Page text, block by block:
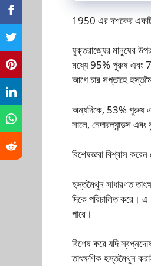
1950 এর দশকের একটি
যুক্তরাজ্যের মানুষের
মধ্যে 95% পুরুষ এবং
আগে চার সপ্তাহে
অন্যদিকে, 53% পুরুষ
সালে, নেদারল্যান্ডস
বিশেষজ্ঞরা বিশ্বাস
হস্তমৈথুন সাধারণত
দিকে পরিচালিত করে।
পারে।
বিশেষ করে যদি
তাৎক্ষণিক হস্তমৈথুন